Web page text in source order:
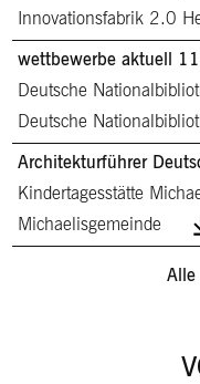
Innovationsfabrik 2.0
wettbewerbe aktuell
Deutsche
Deutsche
Architekturführer
Kindertagesstätte
Michaelisgemeinde